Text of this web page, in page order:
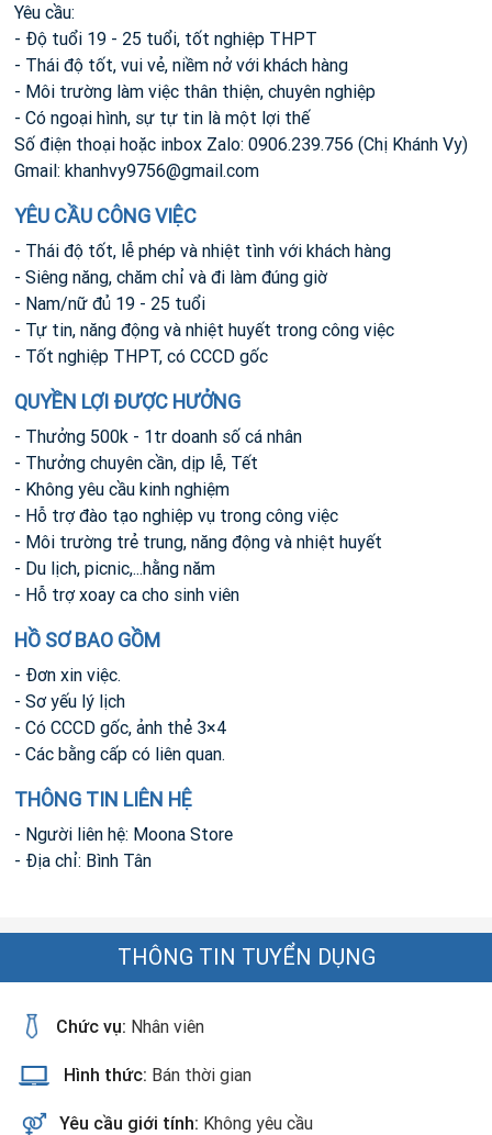
Yêu cầu:
- Độ tuổi 19 - 25 tuổi, tốt nghiệp THPT
- Thái độ tốt, vui vẻ, niềm nở với khách hàng
- Môi trường làm việc thân thiện, chuyên nghiệp
- Có ngoại hình, sự tự tin là một lợi thế
Số điện thoại hoặc inbox Zalo: 0906.239.756 (Chị Khánh Vy)
Gmail: khanhvy9756@gmail.com
YÊU CẦU CÔNG VIỆC
- Thái độ tốt, lễ phép và nhiệt tình với khách hàng
- Siêng năng, chăm chỉ và đi làm đúng giờ
- Nam/nữ đủ 19 - 25 tuổi
- Tự tin, năng động và nhiệt huyết trong công việc
- Tốt nghiệp THPT, có CCCD gốc
QUYỀN LỢI ĐƯỢC HƯỞNG
- Thưởng 500k - 1tr doanh số cá nhân
- Thưởng chuyên cần, dịp lễ, Tết
- Không yêu cầu kinh nghiệm
- Hỗ trợ đào tạo nghiệp vụ trong công việc
- Môi trường trẻ trung, năng động và nhiệt huyết
- Du lịch, picnic,...hằng năm
- Hỗ trợ xoay ca cho sinh viên
HỒ SƠ BAO GỒM
- Đơn xin việc.
- Sơ yếu lý lịch
- Có CCCD gốc, ảnh thẻ 3×4
- Các bằng cấp có liên quan.
THÔNG TIN LIÊN HỆ
- Người liên hệ: Moona Store
- Địa chỉ: Bình Tân
THÔNG TIN TUYỂN DỤNG
Chức vụ: Nhân viên
Hình thức: Bán thời gian
Yêu cầu giới tính: Không yêu cầu